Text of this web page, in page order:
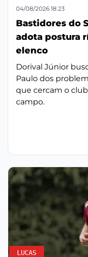
04/08/2026 18:23
Bastidores do
adota postura
elenco
Dorival Júnior
Paulo dos
que cercam o
campo.
LUCAS